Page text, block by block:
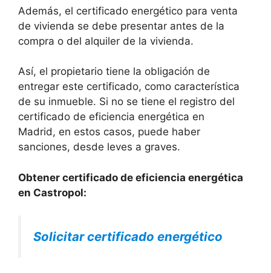
Además, el certificado energético para venta
de vivienda se debe presentar antes de la
compra o del alquiler de la vivienda.
Así, el propietario tiene la obligación de
entregar este certificado, como característica
de su inmueble. Si no se tiene el registro del
certificado de eficiencia energética en
Madrid, en estos casos, puede haber
sanciones, desde leves a graves.
Obtener certificado de eficiencia energética
en Castropol:
Solicitar certificado energético